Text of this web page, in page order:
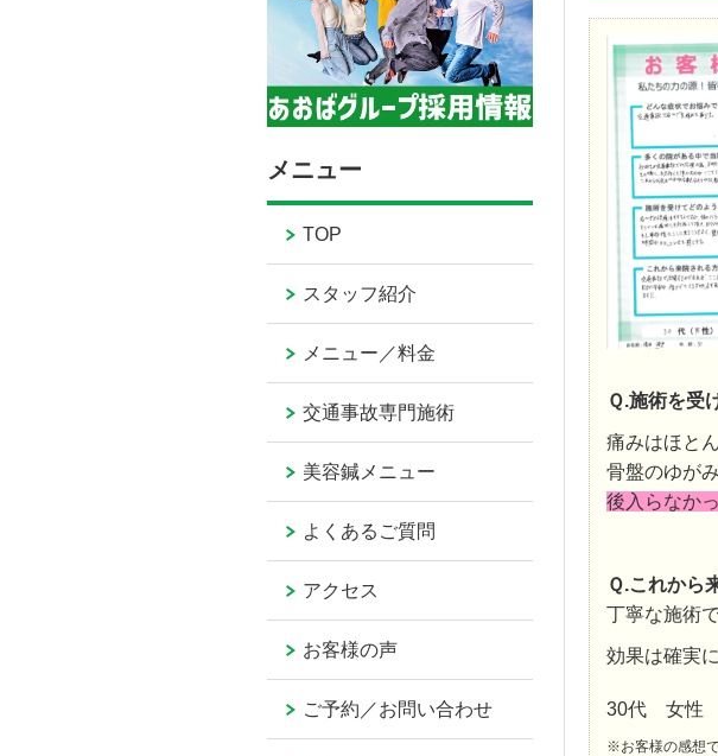
Ｑ.施術を受
痛みはほと
骨盤のゆが
後入らなか
Ｑ.これから
丁寧な施術
効果は確実
30代 女性
※お客様の感想
メニュー
TOP
スタッフ紹介
メニュー／料金
交通事故専門施術
美容鍼メニュー
よくあるご質問
アクセス
お客様の声
ご予約／お問い合わせ